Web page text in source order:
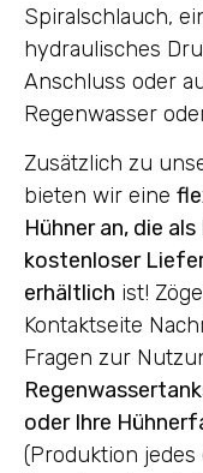
Spiralschlauch,
hydraulisches
Anschluss oder
Regenwasser
Zusätzlich zu
bieten wir eine
Hühner an, die
kostenloser
erhältlich ist!
Kontaktseite
Fragen zur
oder Ihre
(Produktion jedes